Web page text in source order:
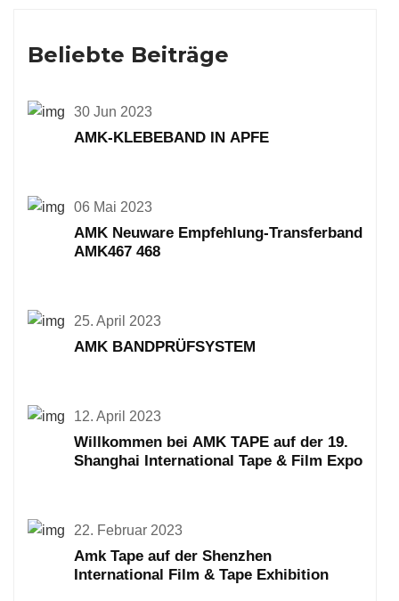
Beliebte Beiträge
30 Jun 2023
AMK-KLEBEBAND IN APFE
06 Mai 2023
AMK Neuware Empfehlung-Transferband
AMK467 468
25. April 2023
AMK BANDPRÜFSYSTEM
12. April 2023
Willkommen bei AMK TAPE auf der 19.
Shanghai International Tape & Film Expo
22. Februar 2023
Amk Tape auf der Shenzhen
International Film & Tape Exhibition